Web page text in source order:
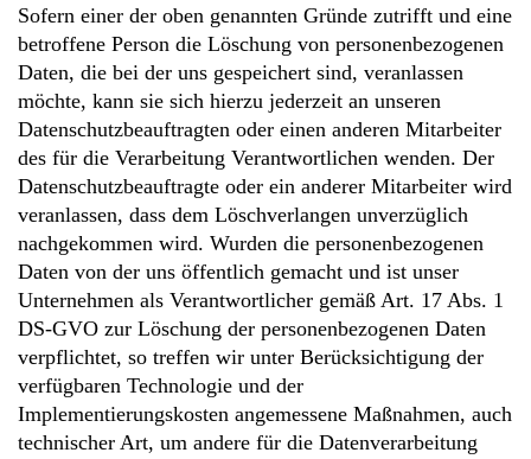
Sofern einer der oben genannten Gründe zutrifft und eine
betroffene Person die Löschung von personenbezogenen
Daten, die bei der uns gespeichert sind, veranlassen
möchte, kann sie sich hierzu jederzeit an unseren
Datenschutzbeauftragten oder einen anderen Mitarbeiter
des für die Verarbeitung Verantwortlichen wenden. Der
Datenschutzbeauftragte oder ein anderer Mitarbeiter wird
veranlassen, dass dem Löschverlangen unverzüglich
nachgekommen wird. Wurden die personenbezogenen
Daten von der uns öffentlich gemacht und ist unser
Unternehmen als Verantwortlicher gemäß Art. 17 Abs. 1
DS-GVO zur Löschung der personenbezogenen Daten
verpflichtet, so treffen wir unter Berücksichtigung der
verfügbaren Technologie und der
Implementierungskosten angemessene Maßnahmen, auch
technischer Art, um andere für die Datenverarbeitung